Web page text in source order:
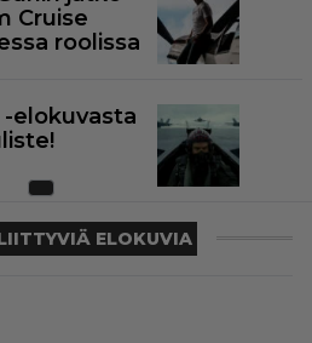
Cruise
roolissa
-elokuvasta
ELOKUVIA